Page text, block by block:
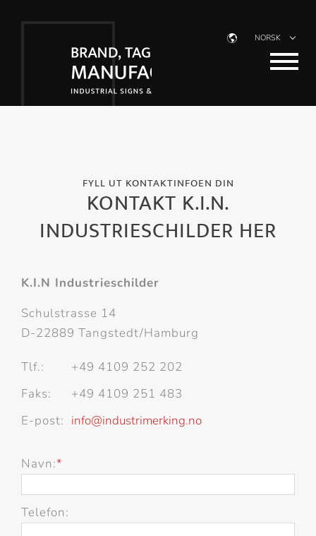
NORSK
FYLL UT KONTAKTINFOEN DIN
KONTAKT K.I.N.
INDUSTRIESCHILDER HER
K.I.N Industrieschilder
Schulstrasse 14
D-22889 Tangstedt/Hamburg
Tlf.:
+49 4109 252 202
Faks:
+49 4109 251 483
E-post: info@industrimerking.no
Navn:*
Telefon: